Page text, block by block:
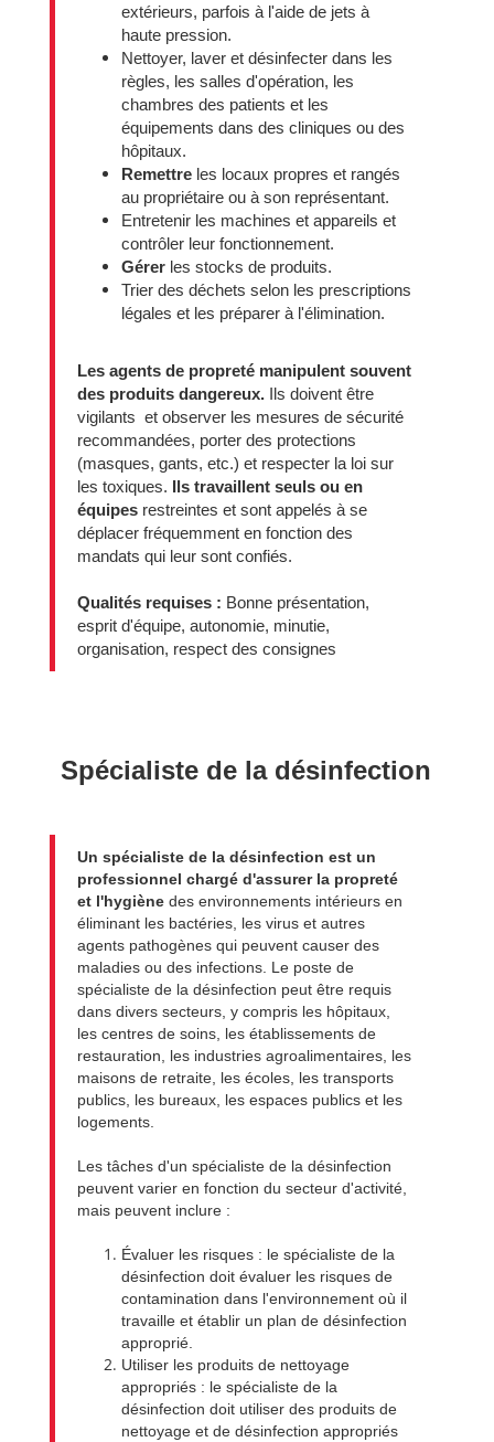
extérieurs, parfois à l'aide de jets à
haute pression.
Nettoyer, laver et désinfecter dans les
règles, les salles d'opération, les
chambres des patients et les
équipements dans des cliniques ou des
hôpitaux.
Remettre les locaux propres et rangés
au propriétaire ou à son représentant.
Entretenir les machines et appareils et
contrôler leur fonctionnement.
Gérer les stocks de produits.
Trier des déchets selon les prescriptions
légales et les préparer à l'élimination.
Les agents de propreté manipulent souvent
des produits dangereux. Ils doivent être
vigilants et observer les mesures de sécurité
recommandées, porter des protections
(masques, gants, etc.) et respecter la loi sur
les toxiques. Ils travaillent seuls ou en
équipes restreintes et sont appelés à se
déplacer fréquemment en fonction des
mandats qui leur sont confiés.
Qualités requises : Bonne présentation,
esprit d'équipe, autonomie, minutie,
organisation, respect des consignes
Spécialiste de la désinfection
Un spécialiste de la désinfection est un
professionnel chargé d'assurer la propreté
et l'hygiène des environnements intérieurs en
éliminant les bactéries, les virus et autres
agents pathogènes qui peuvent causer des
maladies ou des infections. Le poste de
spécialiste de la désinfection peut être requis
dans divers secteurs, y compris les hôpitaux,
les centres de soins, les établissements de
restauration, les industries agroalimentaires, les
maisons de retraite, les écoles, les transports
publics, les bureaux, les espaces publics et les
logements.
Les tâches d'un spécialiste de la désinfection
peuvent varier en fonction du secteur d'activité,
mais peuvent inclure :
Évaluer les risques : le spécialiste de la
désinfection doit évaluer les risques de
contamination dans l'environnement où il
travaille et établir un plan de désinfection
approprié.
Utiliser les produits de nettoyage
appropriés : le spécialiste de la
désinfection doit utiliser des produits de
nettoyage et de désinfection appropriés